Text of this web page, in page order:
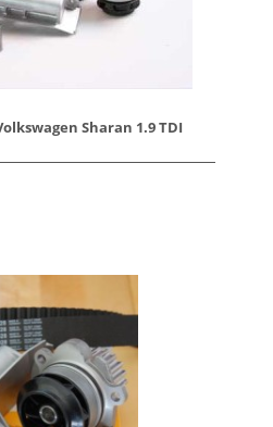
Sharan 1.9 TDI